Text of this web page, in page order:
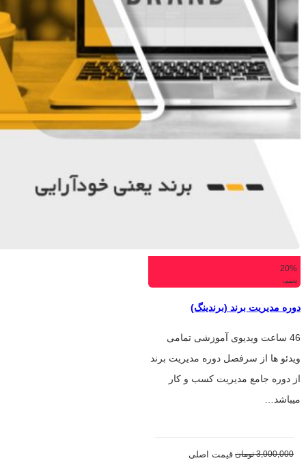
20%
تخفیف
دوره مدیریت برند (برندینگ)
46 ساعت ویدیوی آموزشی تمامی
ویدئو ها از سرفصل دوره مدیریت برند
از دوره جامع مدیریت کسب و کار
میباشد…
3,000,000 تومان قیمت اصلی